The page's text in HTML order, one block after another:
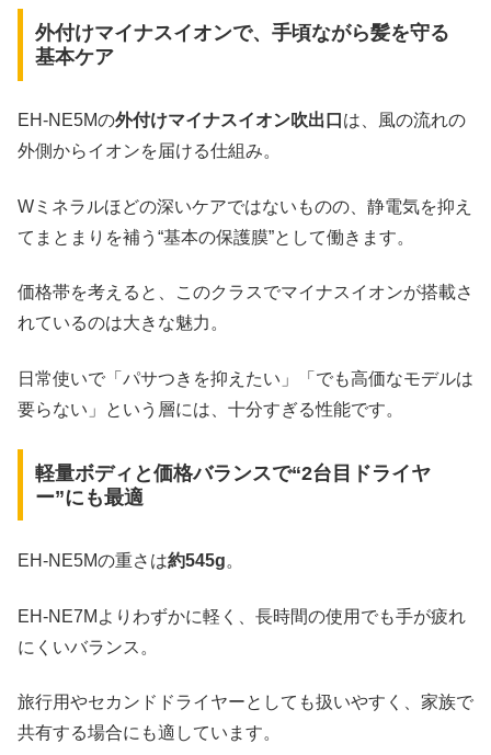
外付けマイナスイオンで、手頃ながら髪を守る
基本ケア
EH-NE5Mの外付けマイナスイオン吹出口 は、風の流れの
外側からイオンを届ける仕組み。
Wミネラルほどの深いケアではないものの、静電気を抑え
てまとまりを補う“基本の保護膜”として働きます。
価格帯を考えると、このクラスでマイナスイオンが搭載さ
れているのは大きな魅力。
日常使いで「パサつきを抑えたい」「でも高価なモデルは
要らない」という層には、十分すぎる性能です。
軽量ボディと価格バランスで“2台目ドライヤ
ー”にも最適
EH-NE5Mの重さは約545g。
EH-NE7Mよりわずかに軽く、長時間の使用でも手が疲れ
にくいバランス。
旅行用やセカンドドライヤーとしても扱いやすく、家族で
共有する場合にも適しています。